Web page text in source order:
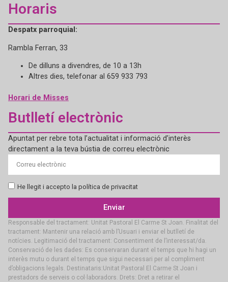
Horaris
Despatx parroquial:
Rambla Ferran, 33
De dilluns a divendres, de 10 a 13h
Altres dies, telefonar al 659 933 793
Horari de Misses
Butlletí electrònic
Apuntat per rebre tota l’actualitat i informació d’interès
directament a la teva bústia de correu electrònic
He llegit i accepto la política de privacitat
Enviar
Responsable del tractament: Unitat Pastoral El Carme St Joan. Finalitat del
tractament: Mantenir una relació amb l’Usuari i enviar el butlletí de
notícies. Legitimació del tractament: Consentiment de l’interessat/da.
Conservació de les dades: Es conservaran durant el temps que hi hagi un
interès mutu o durant el temps que sigui necessari per al compliment
d’obligacions legals. Destinataris:Unitat Pastoral El Carme St Joan i
prestadors de serveis o col·laboradors. Drets: Dret a retirar el